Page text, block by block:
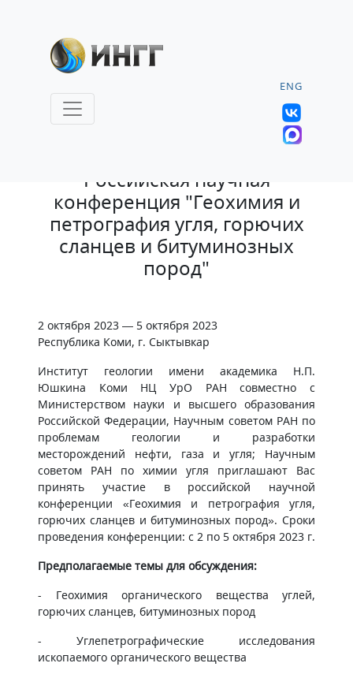
ENG
Российская научная
конференция "Геохимия и
петрография угля, горючих
сланцев и битуминозных
пород"
2 октября 2023 — 5 октября 2023
Республика Коми, г. Сыктывкар
Институт геологии имени академика Н.П.
Юшкина Коми НЦ УрО РАН совместно с
Министерством науки и высшего образования
Российской Федерации, Научным советом РАН по
проблемам геологии и разработки
месторождений нефти, газа и угля; Научным
советом РАН по химии угля приглашают Вас
принять участие в российской научной
конференции «Геохимия и петрография угля,
горючих сланцев и битуминозных пород». Сроки
проведения конференции: с 2 по 5 октября 2023 г.
Предполагаемые темы для обсуждения:
- Геохимия органического вещества углей,
горючих сланцев, битуминозных пород
- Углепетрографические исследования
ископаемого органического вещества